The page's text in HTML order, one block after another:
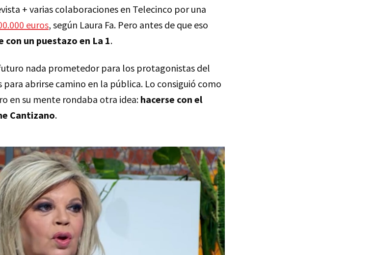
+ varias colaboraciones en Telecinco por una
euros, según Laura Fa. Pero antes de que eso
un puestazo en La 1.
nada prometedor para los protagonistas del
abrirse camino en la pública. Lo consiguió como
en su mente rondaba otra idea:hacerse con el
Cantizano.